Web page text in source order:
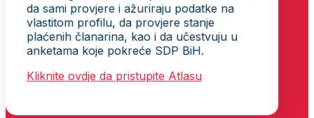
da sami provjere i ažuriraju podatke na
vlastitom profilu, da provjere stanje
plaćenih članarina, kao i da učestvuju u
anketama koje pokreće SDP BiH.
Kliknite ovdje da pristupite Atlasu